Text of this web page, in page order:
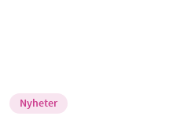
Nyheter